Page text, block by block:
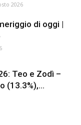
2026
di oggi |
Teo e Zodì –
(13.3%),...